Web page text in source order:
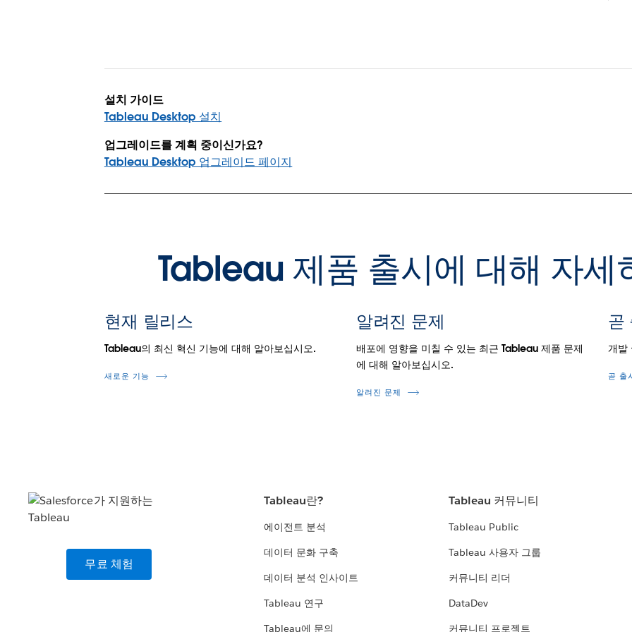
설치 가이드
Tableau Desktop 설치
업그레이드를 계획 중이신가요?
Tableau Desktop 업그레이드 페이지
Tableau 제품 출시에 대해 자세
현재 릴리스
Tableau의 최신 혁신 기능에 대해 알아보십시오.
새로운 기능
알려진 문제
배포에 영향을 미칠 수 있는 최근 Tableau 제품 문제
에 대해 알아보십시오.
알려진 문제
곧
개발
곧 출
무료 체험
Tableau란?
에이전트 분석
데이터 문화 구축
데이터 분석 인사이트
Tableau 연구
Tableau에 문의
Tableau 커뮤니티
Tableau Public
Tableau 사용자 그룹
커뮤니티 리더
DataDev
커뮤니티 프로젝트